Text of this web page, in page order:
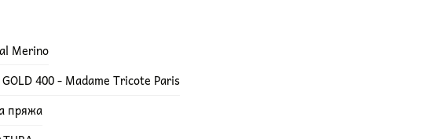
Merino
400 - Madame Tricote Paris
пряжа